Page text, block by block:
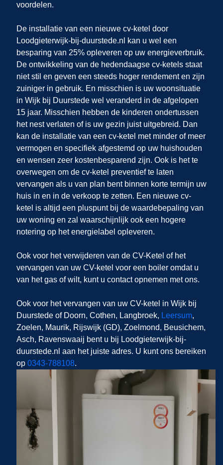
voordelen.
De installatie van een nieuwe cv-ketel door
Loodgieterwijk-bij-duurstede.nl
kan u wel een
besparing van 25% opleveren op uw energieverbruik.
De ontwikkeling van de hedendaagse cv-ketels staat
niet stil en geven een steeds hoger rendement en zijn
zuiniger in gebruik. En misschien is uw woonsituatie
in Wijk bij Duurstede wel veranderd in de afgelopen
15 jaar. Misschien hebben de kinderen ondertussen
het nest verlaten of is uw gezin juist uitgebreid. Dan
kan de installatie van een cv-ketel met minder of meer
vermogen en specifiek afgestemd op uw huishouden
en wensen zeer kostenbesparend zijn. Ook is het te
overwegen om de cv-ketel preventief te laten
vervangen als u van plan bent binnen korte termijn uw
huis in en in de verkoop te zetten. Een nieuwe cv-
ketel is altijd een pluspunt bij de waardebepaling van
uw woning en zal waarschijnlijk ook een hogere
notering op het energielabel opleveren.
Ook voor het verwijderen van de CV-Ketel of het
vervangen van uw CV-ketel voor een boiler omdat u
van het gas of wilt, kunt u contact opnemen met ons.
Ook voor het vervangen van uw CV-ketel in Wijk bij
Duurstede of Doorn, Cothen, Langbroek, Leersum,
Zoelen, Maurik, Rijswijk (GD), Zoelmond, Beusichem,
Asch, Ravenswaaij bent u bij Loodgieterwijk-bij-
duurstede.nl aan het juiste adres. U kunt ons bereiken
op 0343-788108.